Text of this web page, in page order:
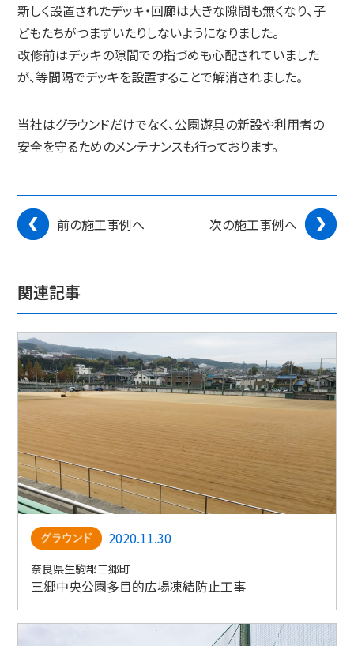
新しく設置されたデッキ・回廊は大きな隙間も無くなり、子
どもたちがつまずいたりしないようになりました。
改修前はデッキの隙間での指づめも心配されていました
が、等間隔でデッキを設置することで解消されました。
当社はグラウンドだけでなく、公園遊具の新設や利用者の
安全を守るためのメンテナンスも行っております。
前の施工事例へ 次の施工事例へ
関連記事
2020.11.30
奈良県生駒郡三郷町
三郷中央公園多目的広場凍結防止工事